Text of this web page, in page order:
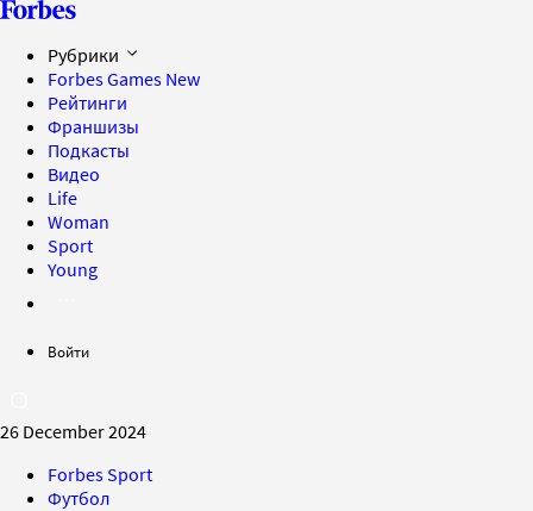
Рубрики
Forbes Games New
Рейтинги
Франшизы
Подкасты
Видео
Life
Woman
Sport
Young
Войти
26 December 2024
Forbes Sport
Футбол